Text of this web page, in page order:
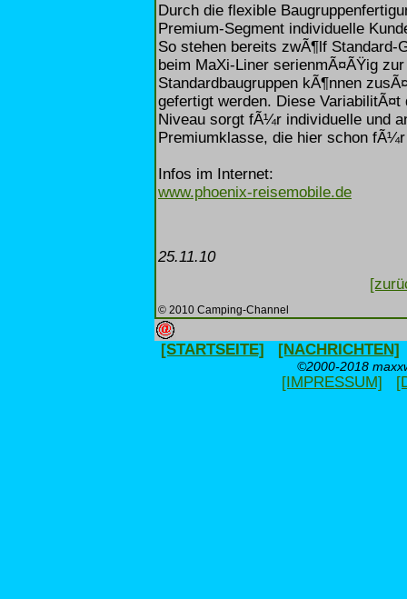
Durch die flexible
Premium-Segment individuelle
So stehen bereits zwÃ¶lf
beim MaXi-Liner serienmÃ¤ÃŸig
Standardbaugruppen kÃ¶nnen
gefertigt werden. Diese
Niveau sorgt fÃ¼r individuelle und
Premiumklasse, die hier schon
Infos im Internet:
www.phoenix-reisemobile.de
25.11.10
© 2010 Camping-Channel
[STARTSEITE] [NACHRICHTEN]
©2000-2018
[IMPRESSUM]